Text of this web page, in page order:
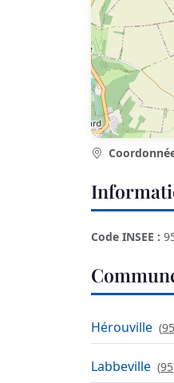
Code INSEE :
Hérouville (95
Labbeville (95